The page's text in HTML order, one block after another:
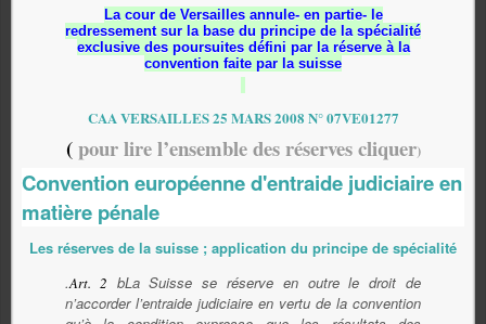
La cour de Versailles annule- en partie- le
redressement sur la base du principe de la spécialité
exclusive des poursuites défini par la réserve à la
convention faite par la suisse
CAA VERSAILLES 25 MARS 2008 N° 07VE01277
(pour lire l’ensemble des réserves cliquer)
Convention européenne d'entraide judiciaire en
matière pénale
Les réserves de la suisse ; application du principe de spécialité
.Art. 2 bLa Suisse se réserve en outre le droit de
n’accorder l’entraide judiciaire en vertu de la convention